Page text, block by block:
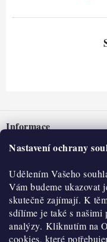
Nastavení ochrany
Udělením Vašeho
Vám budeme ukazovat
skutečně zajímají. K
sdílíme je také s našimi
analýzy. Kliknutím na
cookies, které
pInformace
Nepřevzetí zásilky na
Obchodní podmínky
Hodnocení obchodu
Blog
Moje objednávka
O nás
Historie
Kontakty
O nákupu
Reklamace a vratky
Výdejní místa